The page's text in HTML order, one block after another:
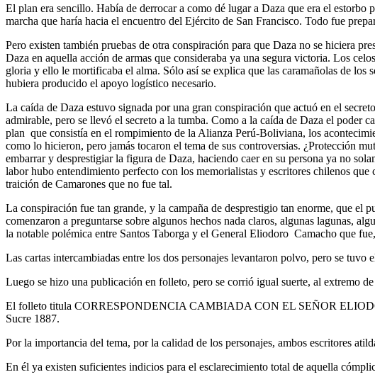
El plan era sencillo. Había de derrocar a como dé lugar a Daza que era el
marcha que haría hacia el encuentro del Ejército de San Francisco. Todo fue
Pero existen también pruebas de otra conspiración para que Daza no se hiciera
Daza en aquella acción de armas que consideraba ya una segura victoria. Los
gloria y ello le mortificaba el alma. Sólo así se explica que las caramañolas de
hubiera producido el apoyo logístico necesario.
La caída de Daza estuvo signada por una gran conspiración que actuó en el
admirable, pero se llevó el secreto a la tumba. Como a la caída de Daza el
plan que consistía en el rompimiento de la Alianza Perú-Boliviana, los
como lo hicieron, pero jamás tocaron el tema de sus controversias. ¿Protección
embarrar y desprestigiar la figura de Daza, haciendo caer en su persona ya no
labor hubo entendimiento perfecto con los memorialistas y escritores chilenos
traición de Camarones que no fue tal.
La conspiración fue tan grande, y la campaña de desprestigio tan enorme, que el
comenzaron a preguntarse sobre algunos hechos nada claros, algunas lagunas,
la notable polémica entre Santos Taborga y el General Eliodoro Camacho que
Las cartas intercambiadas entre los dos personajes levantaron polvo, pero se
Luego se hizo una publicación en folleto, pero se corrió igual suerte, al extremo
El folleto titula CORRESPONDENCIA CAMBIADA CON EL SEÑOR
Sucre 1887.
Por la importancia del tema, por la calidad de los personajes, ambos escritores
En él ya existen suficientes indicios para el esclarecimiento total de aquella